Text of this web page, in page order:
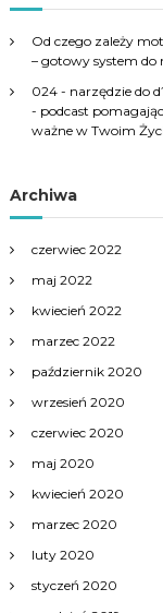
Od czego zależy
– gotowy system do
024 - narzędzie do
- podcast
ważne w Twoim
Archiwa
czerwiec 2022
maj 2022
kwiecień 2022
marzec 2022
październik 2020
wrzesień 2020
czerwiec 2020
maj 2020
kwiecień 2020
marzec 2020
luty 2020
styczeń 2020